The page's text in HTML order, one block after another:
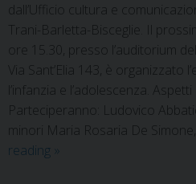
dall’Ufficio cultura e
Trani-Barletta-Bisceglie. Il
ore 15.30, presso l’auditorium
Via Sant’Elia 143, è organizzato
l’infanzia e l’adolescenza. Aspetti
Parteciperanno: Ludovico
minori Maria Rosaria De
reading »